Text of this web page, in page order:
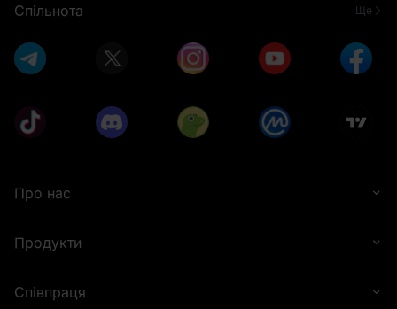
не пройдуть перевірку, не отримають винагороди, а
зберігає за собою остаточне рішення з усіх питань
розподілу винагород.
Протягом періоду події MEXC відстежуватиме торгову
зокрема: створення декількох акаунтів, використання
акаунту або особистої інформації іншої особи,
участь у будь-яких інших незаконних, шахрайських
дискваліфікувати користувачів від отримання
або інвестиційна порада щодо купівлі чи продажу
будь-яких товарів. Цифрові активи спекулятивні та
Спільнота Ще
Про нас
Продукти
Співпраця